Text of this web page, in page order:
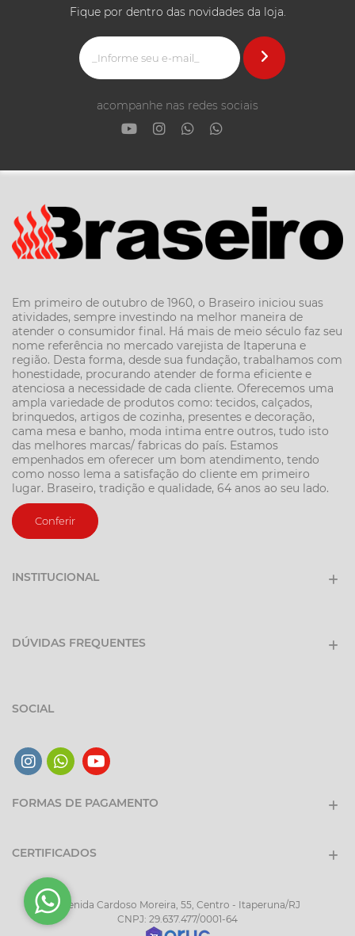
Fique por dentro das novidades da loja.
acompanhe nas redes sociais
Em primeiro de outubro de 1960, o Braseiro iniciou suas
atividades, sempre investindo na melhor maneira de
atender o consumidor final. Há mais de meio século faz seu
nome referência no mercado varejista de Itaperuna e
região. Desta forma, desde sua fundação, trabalhamos com
honestidade, procurando atender de forma eficiente e
atenciosa a necessidade de cada cliente. Oferecemos uma
ampla variedade de produtos como: tecidos, calçados,
brinquedos, artigos de cozinha, presentes e decoração,
cama mesa e banho, moda intima entre outros, tudo isto
das melhores marcas/ fabricas do país. Estamos
empenhados em oferecer um bom atendimento, tendo
como nosso lema a satisfação do cliente em primeiro
lugar. Braseiro, tradição e qualidade, 64 anos ao seu lado.
Conferir
INSTITUCIONAL
DÚVIDAS FREQUENTES
SOCIAL
FORMAS DE PAGAMENTO
CERTIFICADOS
Avenida Cardoso Moreira, 55, Centro - Itaperuna/RJ
CNPJ: 29.637.477/0001-64